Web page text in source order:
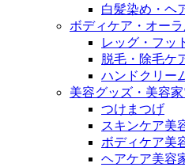
白髪染め・ヘ
ボディケア・オー
レッグ・フッ
脱毛・除毛ケ
ハンドクリー
美容グッズ・美容家
つけまつげ
スキンケア美
ボディケア美
ヘアケア美容